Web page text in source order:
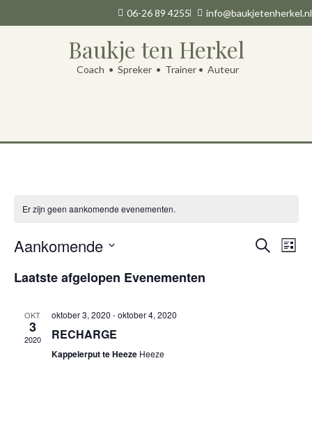
06-26 89 4255 info@baukjetenherkel.nl
Baukje ten Herkel
Coach • Spreker • Trainer • Auteur
Er zijn geen aankomende evenementen.
Zoeken
Lijst
Aankomende
een
datum.
Laatste afgelopen Evenementen
OKT
3
2020
oktober 3, 2020 -oktober 4, 2020
RECHARGE
Kappelerput te Heeze Heeze